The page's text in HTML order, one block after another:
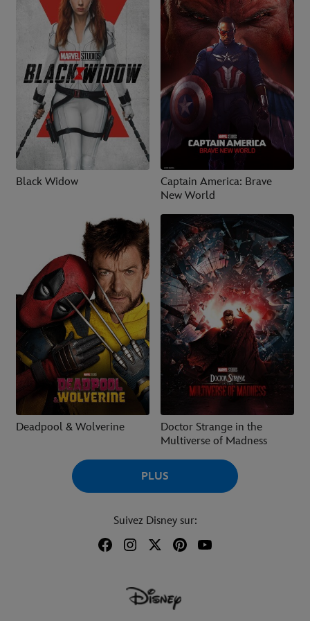
Black Widow
Captain America: Brave
New World
Deadpool & Wolverine
Doctor Strange in the
Multiverse of Madness
PLUS
Suivez Disney sur: